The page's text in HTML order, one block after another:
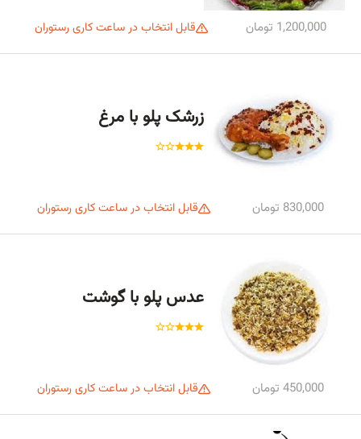
1,200,000 تومان قابل انتخاب در ساعت کاری رستوران
زرشک پلو با مرغ
830,000 تومان قابل انتخاب در ساعت کاری رستوران
عدس پلو با گوشت
450,000 تومان قابل انتخاب در ساعت کاری رستوران